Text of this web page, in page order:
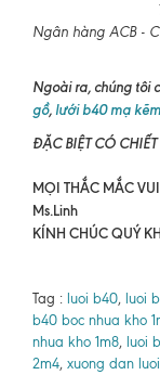
TRẦN THỊ
Ngân hàng ACB -
Ngoài ra, chúng tôi
gồ, lưới b40 mạ kẽm
ĐẶC BIỆT CÓ
MỌI THẮC MẮC
Ms.Linh
KÍNH CHÚC QUÝ
Tag : luoi b40, luoi
b40 boc nhua kho
nhua kho 1m8, luoi
2m4, xuong dan